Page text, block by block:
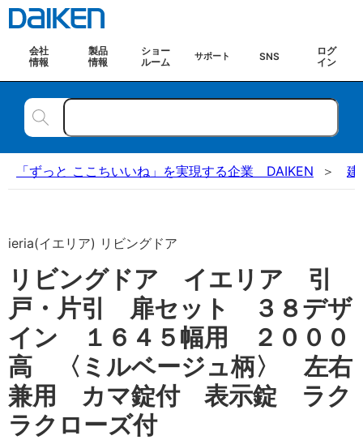
会社
情報
製品
情報
ショー
ルーム
サポート SNS
ログ
イン
「ずっと ここちいいね」を実現する企業 DAIKEN 建
ieria(イエリア) リビングドア
リビングドア イエリア 引
戸・片引 扉セット ３８デザ
イン １６４５幅用 ２０００
高 〈ミルベージュ柄〉 左右
兼用 カマ錠付 表示錠 ラク
ラクローズ付